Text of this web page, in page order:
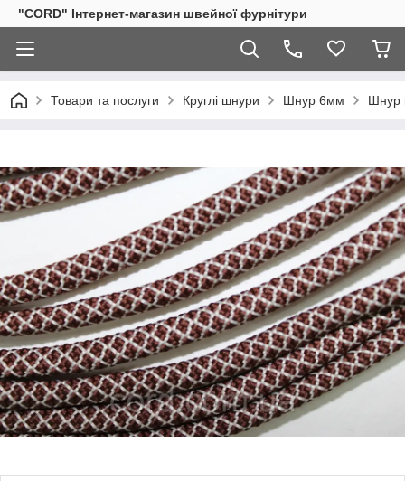
"CORD" Інтернет-магазин швейної фурнітури
Товари та послуги Круглі шнури Шнур 6мм Шнур